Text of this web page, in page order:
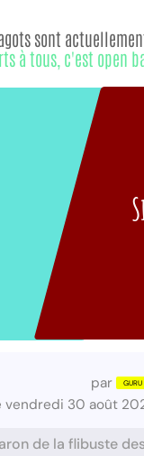
sont
à tous, c'est open
par
vendredi 30 août
de la flibuste